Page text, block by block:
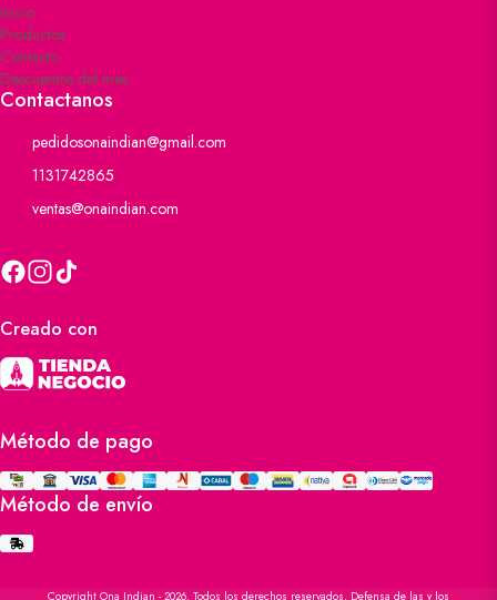
Inicio
Productos
Contacto
Descuentos del mes
Contactanos
pedidosonaindian@gmail.com
1131742865
ventas@onaindian.com
Creado con
Método de pago
Método de envío
Copyright Ona Indian - 2026. Todos los derechos reservados. Defensa de las y los